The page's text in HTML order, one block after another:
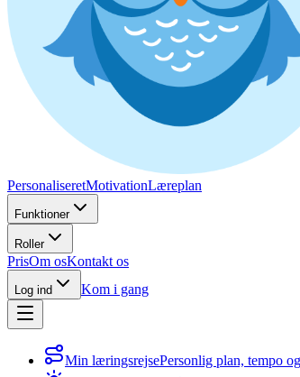
PersonaliseretMotivationLæreplan
Funktioner
Roller
PrisOm osKontakt os
Log ind Kom i gang
Min læringsrejsePersonlig plan, tempo